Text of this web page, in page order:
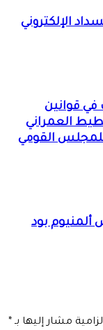
الإلكتروني
قوانين
العمراني
يشارك في فعاليات الدورة 15 للمجلس القومي
ألمنيوم بود
مشار إليها بـ *